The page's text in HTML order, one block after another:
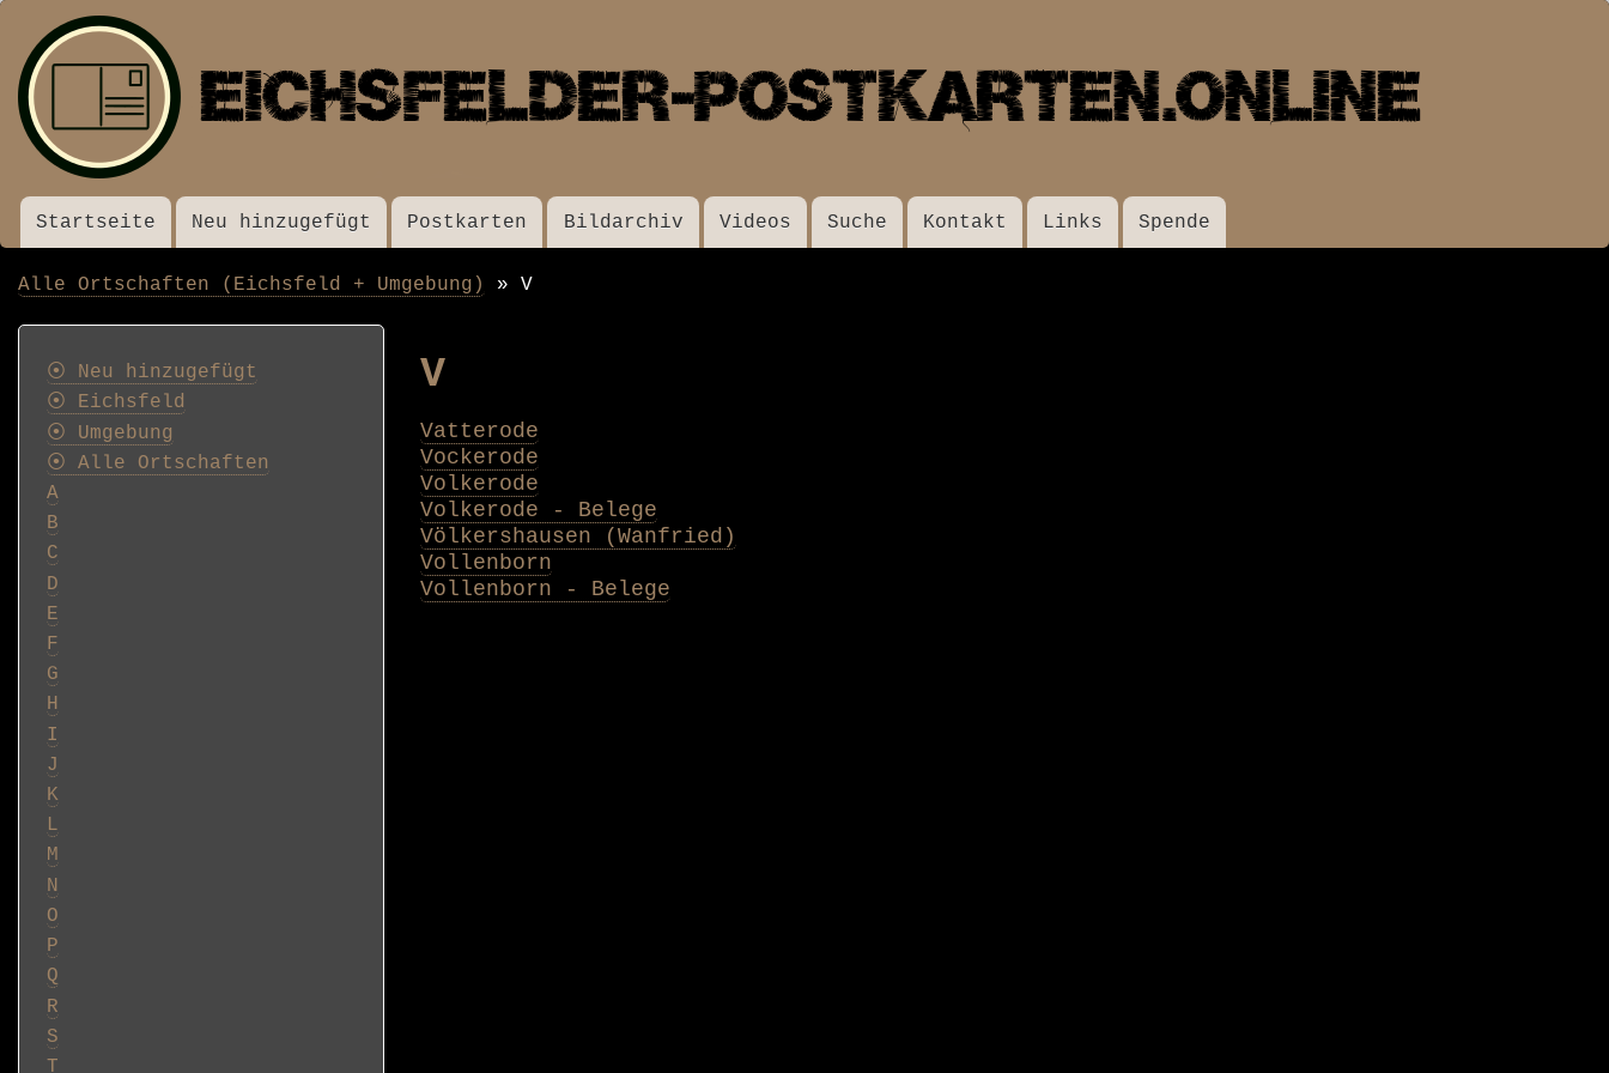
Inhalt
MenüStartseite Neu hinzugefügt Postkarten Bildarchiv Videos Suche Kontakt Links Spende
Alle Ortschaften (Eichsfeld + Umgebung) V
V
Vatterode
Vockerode
Volkerode
Volkerode - Belege
Völkershausen (Wanfried)
Vollenborn
Vollenborn - Belege
Postkarten
⦿ Neu hinzugefügt
⦿ Eichsfeld
⦿ Umgebung
⦿ Alle Ortschaften
A
B
C
D
E
F
G
H
I
J
K
L
M
N
O
P
Q
R
S
T